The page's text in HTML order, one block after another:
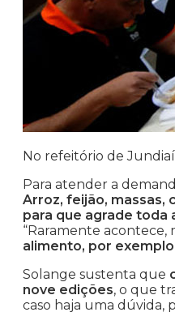
No refeitório de
Para atender a
Arroz, feijão, massas,
para que agrade toda
“Raramente acontece,
alimento, por
Solange sustenta que
nove edições, o que
caso haja uma dúvida,